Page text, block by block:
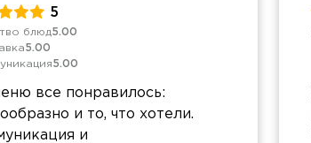
5
блюд5.00
5.00
5.00
все понравилось:
и то, что хотели.
и